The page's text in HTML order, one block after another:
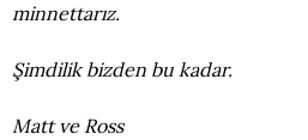
minnettarız.
Şimdilik bizden bu kadar.
Matt ve Ross